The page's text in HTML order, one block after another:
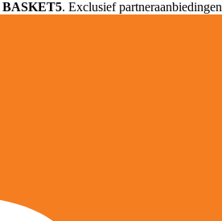
BASKET5. Exclusief partneraanbiedingen